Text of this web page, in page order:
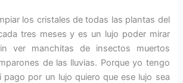
los cristales de todas las plantas del
tres meses y es un lujo poder mirar
ver manchitas de insectos muertos
de las lluvias. Porque yo tengo
pago por un lujo quiero que ese lujo sea